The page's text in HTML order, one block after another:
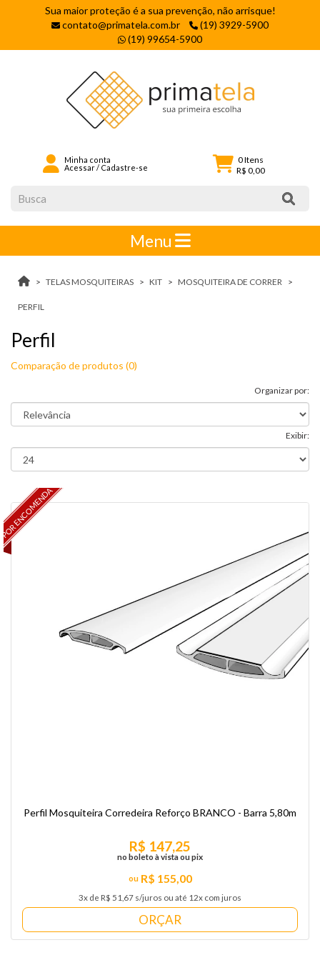
Sua maior proteção é a sua prevenção, não arrisque!
contato@primatela.com.br
(19) 3929-5900
(19) 99654-5900
Minha conta
Acessar/ Cadastre-se
0Itens
R$ 0,00
Menu
TELAS MOSQUITEIRAS KIT MOSQUITEIRA DE CORRER
PERFIL
Perfil
Comparação de produtos (0)
Organizar por:
Exibir:
POR ENCOMENDA
Perfil Mosquiteira Corredeira Reforço BRANCO - Barra 5,80m
R$ 155,00
3x de R$ 51,67 s/juros ou até 12x com juros
R$ 147,25
no boleto à vista ou pix
ORÇAR